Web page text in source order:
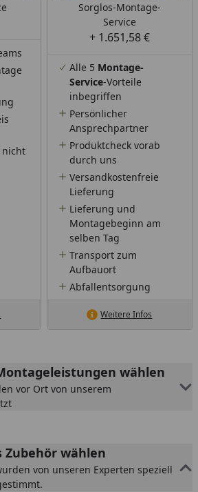
nicht
Sorglos-Montage-
Service
+ 1.651,58 €
Alle 5 Montage-
Service-Vorteile
inbegriffen
Persönlicher
Ansprechpartner
Produktcheck vorab
durch uns
Versandkostenfreie
Lieferung
Lieferung und
Montagebeginn am
selben Tag
Transport zum
Aufbauort
Abfallentsorgung
Weitere Infos
wählen
vor Ort von unserem
Zubehör wählen
von unseren Experten speziell